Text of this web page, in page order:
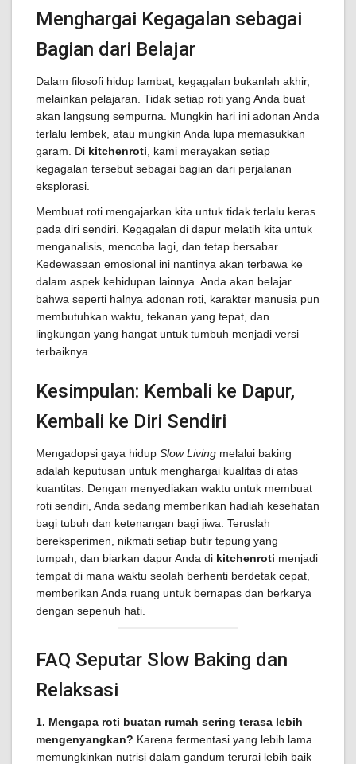
Menghargai Kegagalan sebagai
Bagian dari Belajar
Dalam filosofi hidup lambat, kegagalan bukanlah akhir,
melainkan pelajaran. Tidak setiap roti yang Anda buat
akan langsung sempurna. Mungkin hari ini adonan Anda
terlalu lembek, atau mungkin Anda lupa memasukkan
garam. Di kitchenroti , kami merayakan setiap
kegagalan tersebut sebagai bagian dari perjalanan
eksplorasi.
Membuat roti mengajarkan kita untuk tidak terlalu keras
pada diri sendiri. Kegagalan di dapur melatih kita untuk
menganalisis, mencoba lagi, dan tetap bersabar.
Kedewasaan emosional ini nantinya akan terbawa ke
dalam aspek kehidupan lainnya. Anda akan belajar
bahwa seperti halnya adonan roti, karakter manusia pun
membutuhkan waktu, tekanan yang tepat, dan
lingkungan yang hangat untuk tumbuh menjadi versi
terbaiknya.
Kesimpulan: Kembali ke Dapur,
Kembali ke Diri Sendiri
Mengadopsi gaya hidup Slow Living melalui baking
adalah keputusan untuk menghargai kualitas di atas
kuantitas. Dengan menyediakan waktu untuk membuat
roti sendiri, Anda sedang memberikan hadiah kesehatan
bagi tubuh dan ketenangan bagi jiwa. Teruslah
bereksperimen, nikmati setiap butir tepung yang
tumpah, dan biarkan dapur Anda di kitchenroti menjadi
tempat di mana waktu seolah berhenti berdetak cepat,
memberikan Anda ruang untuk bernapas dan berkarya
dengan sepenuh hati.
FAQ Seputar Slow Baking dan
Relaksasi
1. Mengapa roti buatan rumah sering terasa lebih
mengenyangkan? Karena fermentasi yang lebih lama
memungkinkan nutrisi dalam gandum terurai lebih baik